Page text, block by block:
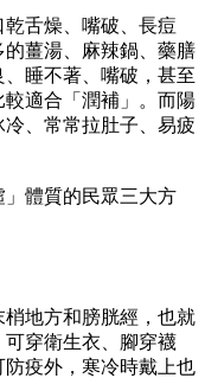
舌燥、嘴破、長痘
薑湯、麻辣鍋、藥膳
睡不著、嘴破，甚至
適合「潤補」。而陽
、常常拉肚子、易疲
體質的民眾三大方
地方和膀胱經，也就
穿衛生衣、腳穿襪
疫外，寒冷時戴上也